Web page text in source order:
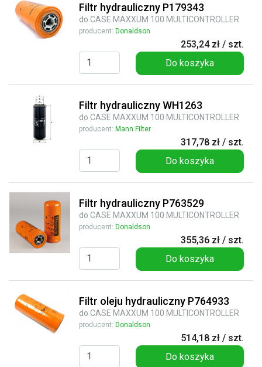
Filtr hydrauliczny P179343
do CASE MAXXUM 100 MULTICONTROLLER
producent: Donaldson
253,24 zł / szt.
Do koszyka
Filtr hydrauliczny WH1263
do CASE MAXXUM 100 MULTICONTROLLER
producent: Mann Filter
317,78 zł / szt.
Do koszyka
Filtr hydrauliczny P763529
do CASE MAXXUM 100 MULTICONTROLLER
producent: Donaldson
355,36 zł / szt.
Do koszyka
Filtr oleju hydrauliczny P764933
do CASE MAXXUM 100 MULTICONTROLLER
producent: Donaldson
514,18 zł / szt.
Do koszyka